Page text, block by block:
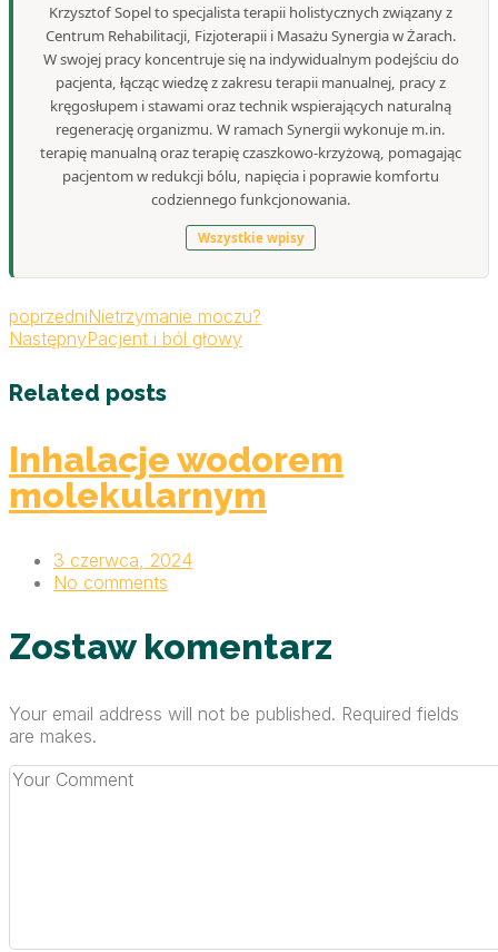
Krzysztof Sopel to specjalista terapii holistycznych związany z
Centrum Rehabilitacji, Fizjoterapii i Masażu Synergia w Żarach.
W swojej pracy koncentruje się na indywidualnym podejściu do
pacjenta, łącząc wiedzę z zakresu terapii manualnej, pracy z
kręgosłupem i stawami oraz technik wspierających naturalną
regenerację organizmu. W ramach Synergii wykonuje m.in.
terapię manualną oraz terapię czaszkowo-krzyżową, pomagając
pacjentom w redukcji bólu, napięcia i poprawie komfortu
codziennego funkcjonowania.
Wszystkie wpisy
poprzedniNietrzymanie moczu?
NastępnyPacjent i ból głowy
Related posts
Inhalacje wodorem
molekularnym
3 czerwca, 2024
No comments
Zostaw komentarz
Your email address will not be published. Required fields
are makes.